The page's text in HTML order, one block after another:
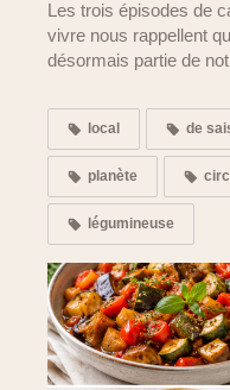
Les trois épisodes de
vivre nous rappellent
désormais partie de
local de
planète
légumineuse